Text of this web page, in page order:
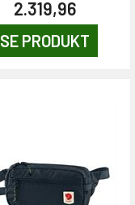
2.319,96
SE PRODUKT